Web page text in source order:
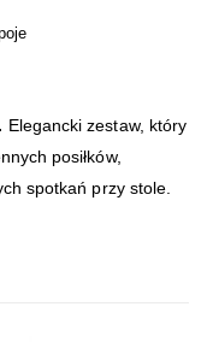
Elegancki zestaw, który
posiłków,
spotkań przy stole.